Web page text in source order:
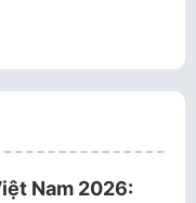
Nam 2026: